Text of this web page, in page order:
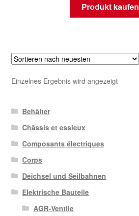
Produkt kaufen
Einzelnes Ergebnis wird angezeigt
Behälter
Châssis et essieux
Composants électriques
Corps
Deichsel und Seilbahnen
Elektrische Bauteile
AGR-Ventile